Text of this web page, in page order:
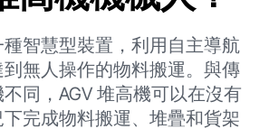
智慧型裝置，利用自主導航
無人操作的物料搬運。與傳
同，AGV 堆高機可以在沒有
完成物料搬運、堆疊和貨架